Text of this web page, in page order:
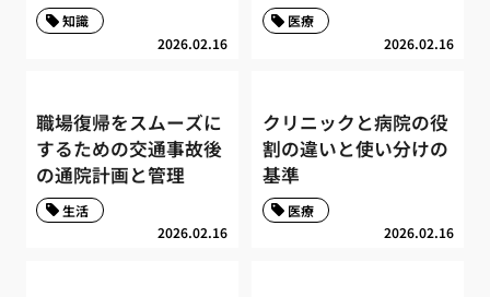
2026.02.16
知識
2026.02.16
医療
職場復帰をスムーズに
するための交通事故後
の通院計画と管理
2026.02.16
生活
クリニックと病院の役
割の違いと使い分けの
基準
2026.02.16
医療